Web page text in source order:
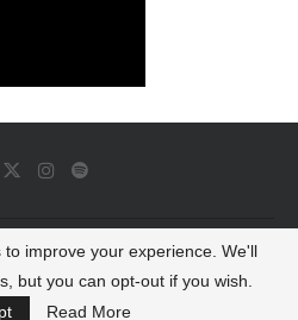
Dash All Rights Reserved
TO TOP
improve your experience. We'll
but you can opt-out if you wish.
Read More